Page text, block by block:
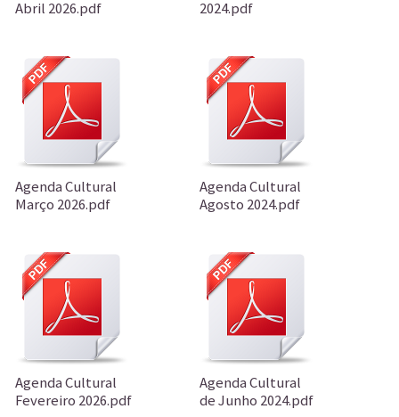
Abril 2026.pdf
2024.pdf
Agenda Cultural
Março 2026.pdf
Agenda Cultural
Agosto 2024.pdf
Agenda Cultural
Fevereiro 2026.pdf
Agenda Cultural
de Junho 2024.pdf